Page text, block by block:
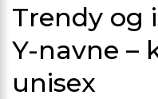
Trendy og
Y-navne –
unisex